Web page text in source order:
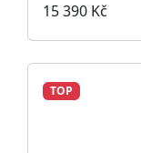
15 390 Kč
TOP